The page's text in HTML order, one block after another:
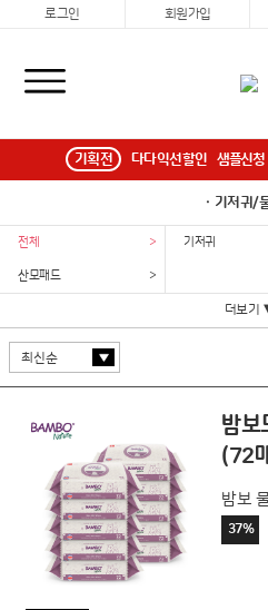
로그인 회원가입
기획전 다다익선할인 샘플신청
ㆍ기저귀/
전체 > 기저귀
산모패드 >
더보기
밤보
(72
밤보
37%